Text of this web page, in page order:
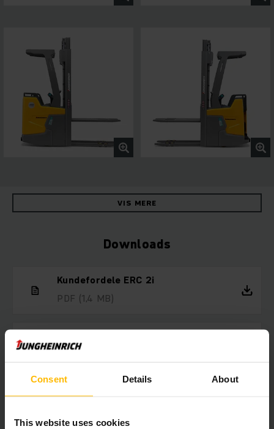
Consent Details About
This website uses cookies
VIS MERE
Downloads
Kundefordele ERC 2i
PDF (1,4 MB)
PDF(676,5 KB)
Lej en truck, så længe du har brug for
det